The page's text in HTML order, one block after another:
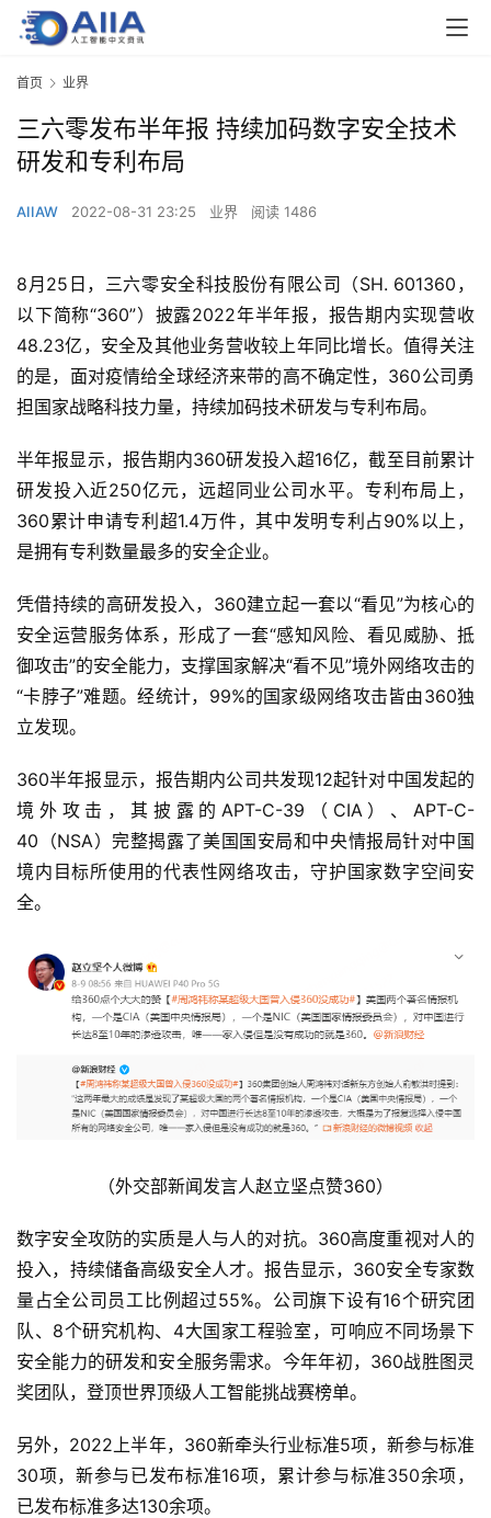
首
页
首页 业界
三六零发布半年报 持续加码数字安全技术
研发和专利布局
AIIAW 2022-08-31 23:25 业界 阅读 1486
8月25日，三六零安全科技股份有限公司（SH. 601360，
以下简称“360”）披露2022年半年报，报告期内实现营收
48.23亿，安全及其他业务营收较上年同比增长。值得关注
的是，面对疫情给全球经济来带的高不确定性，360公司勇
担国家战略科技力量，持续加码技术研发与专利布局。
半年报显示，报告期内360研发投入超16亿，截至目前累计
研发投入近250亿元，远超同业公司水平。专利布局上，
360累计申请专利超1.4万件，其中发明专利占90%以上，
是拥有专利数量最多的安全企业。
凭借持续的高研发投入，360建立起一套以“看见”为核心的
安全运营服务体系，形成了一套“感知风险、看见威胁、抵
御攻击”的安全能力，支撑国家解决“看不见”境外网络攻击的
“卡脖子”难题。经统计，99%的国家级网络攻击皆由360独
立发现。
360半年报显示，报告期内公司共发现12起针对中国发起的
境外攻击，其披露的APT-C-39（CIA）、APT-C-
40（NSA）完整揭露了美国国安局和中央情报局针对中国
境内目标所使用的代表性网络攻击，守护国家数字空间安
全。
（外交部新闻发言人赵立坚点赞360）
数字安全攻防的实质是人与人的对抗。360高度重视对人的
投入，持续储备高级安全人才。报告显示，360安全专家数
量占全公司员工比例超过55%。公司旗下设有16个研究团
队、8个研究机构、4大国家工程验室，可响应不同场景下
安全能力的研发和安全服务需求。今年年初，360战胜图灵
奖团队，登顶世界顶级人工智能挑战赛榜单。
另外，2022上半年，360新牵头行业标准5项，新参与标准
30项，新参与已发布标准16项，累计参与标准350余项，
已发布标准多达130余项。